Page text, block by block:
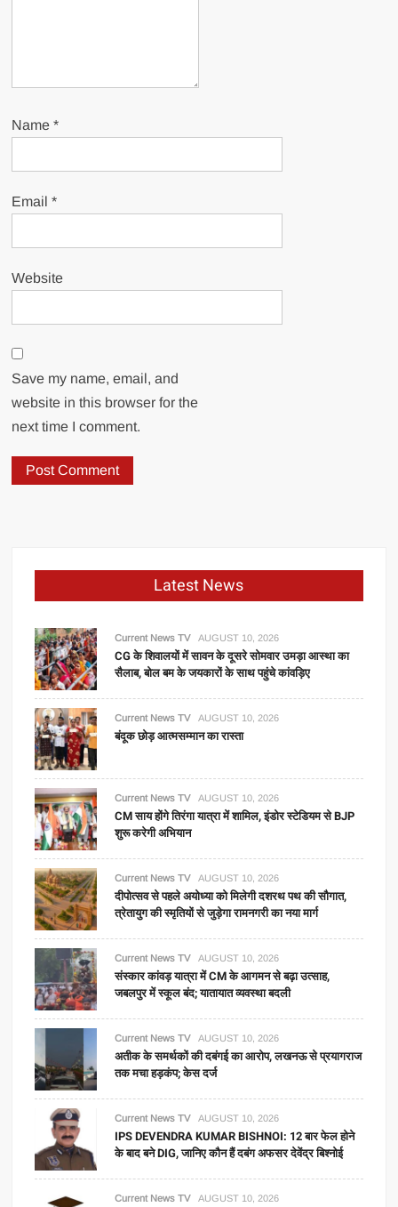
Name*
Email*
Website
Save my name, email, and
website in this browser for the
next time I comment.
Latest News
Current News TV AUGUST 10, 2026
CG के शिवालयों में सावन के दूसरे सोमवार उमड़ा आस्था का
सैलाब, बोल बम के जयकारों के साथ पहुंचे कांवड़िए
Current News TV AUGUST 10, 2026
​बंदूक छोड़ आत्मसम्मान का रास्ता
Current News TV AUGUST 10, 2026
CM साय होंगे तिरंगा यात्रा में शामिल, इंडोर स्टेडियम से BJP
शुरू करेगी अभियान
Current News TV AUGUST 10, 2026
दीपोत्सव से पहले अयोध्या को मिलेगी दशरथ पथ की सौगात,
त्रेतायुग की स्मृतियों से जुड़ेगा रामनगरी का नया मार्ग
Current News TV AUGUST 10, 2026
संस्कार कांवड़ यात्रा में CM के आगमन से बढ़ा उत्साह,
जबलपुर में स्कूल बंद; यातायात व्यवस्था बदली
Current News TV AUGUST 10, 2026
अतीक के समर्थकों की दबंगई का आरोप, लखनऊ से प्रयागराज
तक मचा हड़कंप; केस दर्ज
Current News TV AUGUST 10, 2026
IPS DEVENDRA KUMAR BISHNOI: 12 बार फेल होने
के बाद बने DIG, जानिए कौन हैं दबंग अफसर देवेंद्र बिश्नोई
Current News TV AUGUST 10, 2026